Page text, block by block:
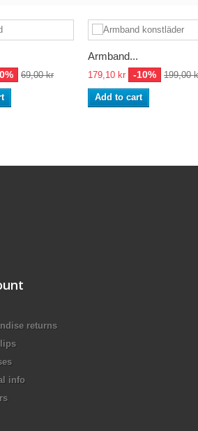
69,00 kr
Armband...
179,10 kr -10% 199,00
Add to cart
returns
info